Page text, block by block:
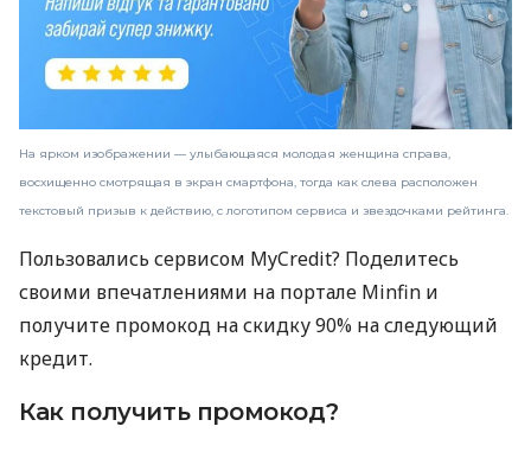
На ярком изображении — улыбающаяся молодая женщина справа,
восхищенно смотрящая в экран смартфона, тогда как слева расположен
текстовый призыв к действию, с логотипом сервиса и звездочками рейтинга.
Пользовались сервисом MyCredit? Поделитесь
своими впечатлениями на портале Minfin и
получите промокод на скидку 90% на следующий
кредит.
Как получить промокод?